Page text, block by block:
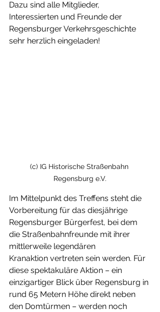
Dazu sind alle Mitglieder,
Interessierten und Freunde der
Regensburger Verkehrsgeschichte
sehr herzlich eingeladen!
(c) IG Historische Straßenbahn
Regensburg e.V.
Im Mittelpunkt des Treffens steht die
Vorbereitung für das diesjährige
Regensburger Bürgerfest, bei dem
die Straßenbahnfreunde mit ihrer
mittlerweile legendären
Kranaktion vertreten sein werden. Für
diese spektakuläre Aktion – ein
einzigartiger Blick über Regensburg in
rund 65 Metern Höhe direkt neben
den Domtürmen – werden noch